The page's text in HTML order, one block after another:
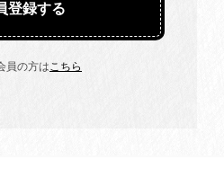
登録する
員の方はこちら